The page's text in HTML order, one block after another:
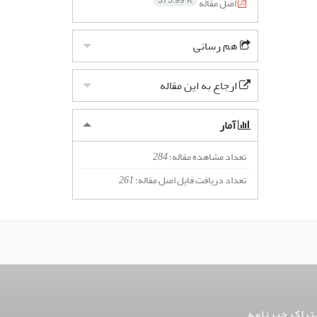
هم رسانی
ارجاع به این مقاله
آمار
تعداد مشاهده مقاله:284
تعداد دریافت فایل اصل مقاله:261